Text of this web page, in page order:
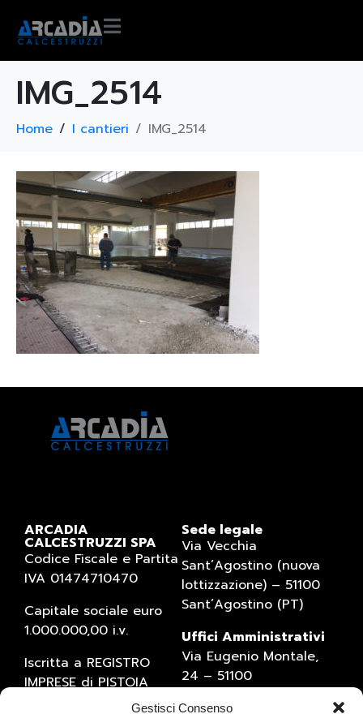
Gestisci Consenso
IMG_2514
Home I cantieri IMG_2514
ARCADIA
CALCESTRUZZI SPA
Codice Fiscale e Partita
IVA 01474710470
Capitale sociale euro
1.000.000,00 i.v.
Iscritta a REGISTRO
IMPRESE di PISTOIA
(numero 01474710470)
Sede legale
Via Vecchia
Sant’Agostino (nuova
lottizzazione) – 51100
Sant’Agostino (PT)
Uffici Amministrativi
Via Eugenio Montale,
24 – 51100
Tel. 0573934769 – Fax